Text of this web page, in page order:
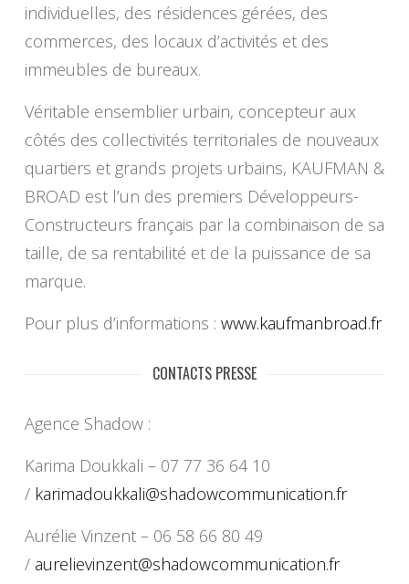
individuelles, des résidences gérées, des
commerces, des locaux d’activités et des
immeubles de bureaux.
Véritable ensemblier urbain, concepteur aux
côtés des collectivités territoriales de nouveaux
quartiers et grands projets urbains, KAUFMAN &
BROAD est l’un des premiers Développeurs-
Constructeurs français par la combinaison de sa
taille, de sa rentabilité et de la puissance de sa
marque.
Pour plus d’informations : www.kaufmanbroad.fr
CONTACTS PRESSE
Agence Shadow :
Karima Doukkali – 07 77 36 64 10
/ karimadoukkali@shadowcommunication.fr
Aurélie Vinzent – 06 58 66 80 49
/ aurelievinzent@shadowcommunication.fr